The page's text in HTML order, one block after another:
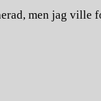
men jag